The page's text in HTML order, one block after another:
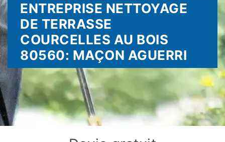
ENTREPRISE NETTOYAGE
DE TERRASSE
COURCELLES AU BOIS
80560: MAÇON AGUERRI